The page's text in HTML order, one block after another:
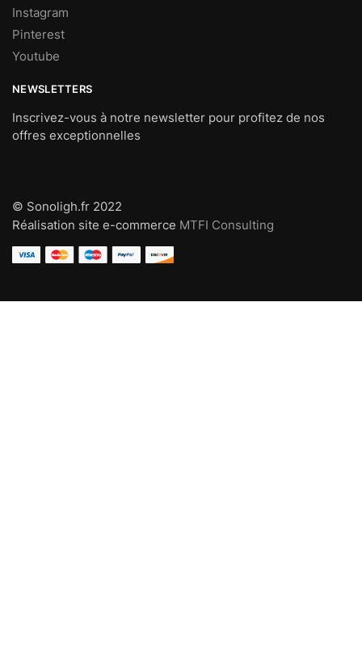
Instagram
Pinterest
Youtube
NEWSLETTERS
Inscrivez-vous à notre newsletter pour profitez de nos
offres exceptionnelles
© Sonoligh.fr 2022
Réalisation site e-commerce MTFI Consulting